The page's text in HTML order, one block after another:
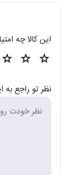
این کالا چه
نظر تو راجع به